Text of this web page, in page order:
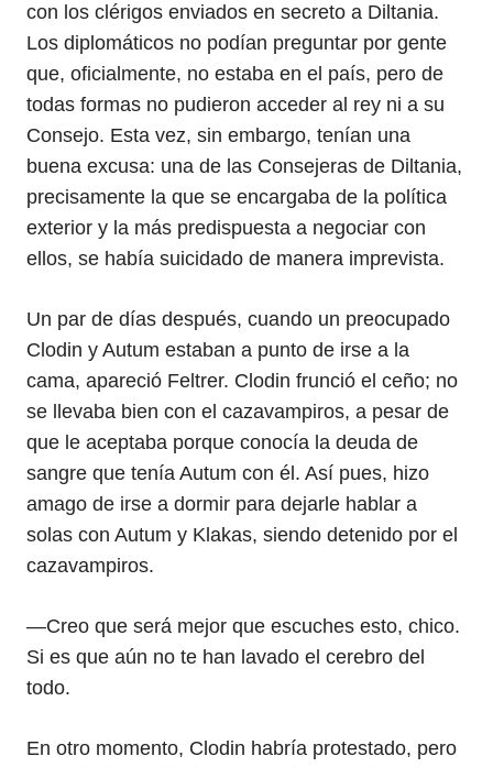
con los clérigos enviados en secreto a Diltania.
Los diplomáticos no podían preguntar por gente
que, oficialmente, no estaba en el país, pero de
todas formas no pudieron acceder al rey ni a su
Consejo. Esta vez, sin embargo, tenían una
buena excusa: una de las Consejeras de Diltania,
precisamente la que se encargaba de la política
exterior y la más predispuesta a negociar con
ellos, se había suicidado de manera imprevista.
Un par de días después, cuando un preocupado
Clodin y Autum estaban a punto de irse a la
cama, apareció Feltrer. Clodin frunció el ceño; no
se llevaba bien con el cazavampiros, a pesar de
que le aceptaba porque conocía la deuda de
sangre que tenía Autum con él. Así pues, hizo
amago de irse a dormir para dejarle hablar a
solas con Autum y Klakas, siendo detenido por el
cazavampiros.
—Creo que será mejor que escuches esto, chico.
Si es que aún no te han lavado el cerebro del
todo.
En otro momento, Clodin habría protestado, pero